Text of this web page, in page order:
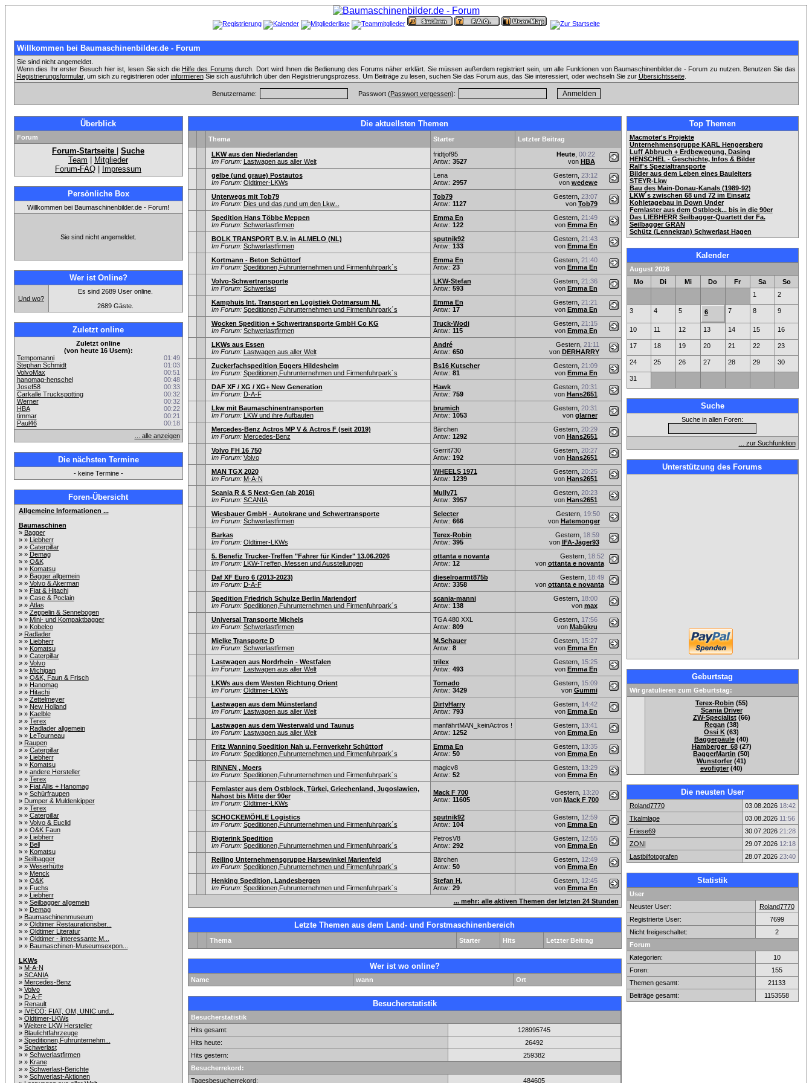
Willkommen bei Baumaschinenbilder.de - Forum
Sie sind nicht angemeldet.
Wenn dies Ihr erster Besuch hier ist, lesen Sie sich die Hilfe des Forums durch. Dort wird Ihnen die Bedienung des Forums näher erklärt. Sie müssen außerdem registriert sein, um alle Funktionen von Baumaschinenbilder.de - Forum zu nutzen. Benutzen Sie das
Registrierungsformular, um sich zu registrieren oder informierenSie sich ausführlich über den Registrierungsprozess. Um Beiträge zu lesen, suchen Sie das Forum aus, das Sie interessiert, oder wechseln Sie zur Übersichtsseite.
Benutzername: Passwort (Passwort vergessen):
Überblick
Forum
Forum-Startseite
Suche
Team
Mitglieder
Forum-FAQ
Impressum
Persönliche Box
Willkommen bei Baumaschinenbilder.de - Forum!
Sie sind nicht angemeldet.
Wer ist Online?
Und wo?
Es sind 2689 User online.
2689 Gäste.
Zuletzt online
Zuletzt online
(von heute 16 Usern):
Tempomanni
01:49
Stephan Schmidt
01:03
VolvoMax
00:51
hanomag-henschel
00:48
Josef58
00:33
Carkalle Truckspotting
00:32
Werner
00:32
HBA
00:22
timmar
00:21
Paul46
00:18
... alle anzeigen
Die nächsten Termine
- keine Termine -
Foren-Übersicht
Allgemeine Informationen ...
Baumaschinen
» Bagger
» » Liebherr
» » Caterpillar
» » Demag
» » O&K
» » Komatsu
» » Bagger allgemein
» » Volvo & Akerman
» » Fiat & Hitachi
» » Case & Poclain
» » Atlas
» » Zeppelin & Sennebogen
» » Mini- und Kompaktbagger
» » Kobelco
» Radlader
» » Liebherr
» » Komatsu
» » Caterpillar
» » Volvo
» » Michigan
» » O&K, Faun & Frisch
» » Hanomag
» » Hitachi
» » Zettelmeyer
» » New Holland
» » Kaelble
» » Terex
» » Radlader allgemein
» » LeTourneau
» Raupen
» » Caterpillar
» » Liebherr
» » Komatsu
» » andere Hersteller
» » Terex
» » Fiat Allis + Hanomag
» » Schürfraupen
» Dumper & Muldenkipper
» » Terex
» » Caterpillar
» » Volvo & Euclid
» » O&K Faun
» » Liebherr
» » Bell
» » Komatsu
» Seilbagger
» » Weserhütte
» » Menck
» » O&K
» » Fuchs
» » Liebherr
» » Seilbagger allgemein
» » Demag
» Baumaschinenmuseum
» » Oldtimer Restaurationsber...
» » Oldtimer Literatur
» » Oldtimer - interessante M...
» » Baumaschinen-Museumsexpon...
LKWs
» M-A-N
» SCANIA
» Mercedes-Benz
» Volvo
» D-A-F
» Renault
» IVECO: FIAT, OM, UNIC und...
» Oldtimer-LKWs
» Weitere LKW Hersteller
» Blaulichtfahrzeuge
» Speditionen,Fuhrunternehm...
» Schwerlast
» » Schwerlastfirmen
» » Krane
» » Schwerlast-Berichte
» » Schwerlast-Aktionen
Die aktuellsten Themen
Thema Starter Letzter Beitrag
LKW aus den Niederlanden
Im Forum: Lastwagen aus aller Welt
fridtjof95
Antw.: 3527
Heute, 00:22
von HBA
gelbe (und graue) Postautos
Im Forum: Oldtimer-LKWs
Lena
Antw.: 2957
Gestern, 23:12
von wedewe
Unterwegs mit Tob79
Im Forum: Dies und das,rund um den Lkw...
Tob79
Antw.: 1127
Gestern, 23:07
von Tob79
Spedition Hans Többe Meppen
Im Forum: Schwerlastfirmen
Emma En
Antw.: 122
Gestern, 21:49
von Emma En
BOLK TRANSPORT B.V. in ALMELO (NL)
Im Forum: Schwerlastfirmen
sputnik92
Antw.: 133
Gestern, 21:43
von Emma En
Kortmann - Beton Schüttorf
Im Forum: Speditionen,Fuhrunternehmen und Firmenfuhrpark´s
Emma En
Antw.: 23
Gestern, 21:40
von Emma En
Volvo-Schwertransporte
Im Forum: Schwerlast
LKW-Stefan
Antw.: 593
Gestern, 21:36
von Emma En
Kamphuis Int. Transport en Logistiek Ootmarsum NL
Im Forum: Speditionen,Fuhrunternehmen und Firmenfuhrpark´s
Emma En
Antw.: 17
Gestern, 21:21
von Emma En
Wocken Spedition + Schwertransporte GmbH Co KG
Im Forum: Schwerlastfirmen
Truck-Wodi
Antw.: 115
Gestern, 21:15
von Emma En
LKWs aus Essen
Im Forum: Lastwagen aus aller Welt
André
Antw.: 650
Gestern, 21:11
von DERHARRY
Zuckerfachspedition Eggers Hildesheim
Im Forum: Speditionen,Fuhrunternehmen und Firmenfuhrpark´s
Bs16 Kutscher
Antw.: 81
Gestern, 21:09
von Emma En
DAF XF / XG / XG+ New Generation
Im Forum: D-A-F
Hawk
Antw.: 759
Gestern, 20:31
von Hans2651
Lkw mit Baumaschinentransporten
Im Forum: LKW und ihre Aufbauten
brumich
Antw.: 1053
Gestern, 20:31
von glarner
Mercedes-Benz Actros MP V & Actros F (seit 2019)
Im Forum: Mercedes-Benz
Bärchen
Antw.: 1292
Gestern, 20:29
von Hans2651
Volvo FH 16 750
Im Forum: Volvo
Gerrit730
Antw.: 192
Gestern, 20:27
von Hans2651
MAN TGX 2020
Im Forum: M-A-N
WHEELS 1971
Antw.: 1239
Gestern, 20:25
von Hans2651
Scania R & S Next-Gen (ab 2016)
Im Forum: SCANIA
Mully71
Antw.: 3957
Gestern, 20:23
von Hans2651
Wiesbauer GmbH - Autokrane und Schwertransporte
Im Forum: Schwerlastfirmen
Selecter
Antw.: 666
Gestern, 19:50
von Hatemonger
Barkas
Im Forum: Oldtimer-LKWs
Terex-Robin
Antw.: 395
Gestern, 18:59
von IFA-Jäger93
5. Benefiz Trucker-Treffen "Fahrer für Kinder" 13.06.2026
Im Forum: LKW-Treffen, Messen und Ausstellungen
ottanta e novanta
Antw.: 12
Gestern, 18:52
von ottanta e novanta
Daf XF Euro 6 (2013-2023)
Im Forum: D-A-F
dieselroarmt875b
Antw.: 3358
Gestern, 18:49
von ottanta e novanta
Spedition Friedrich Schulze Berlin Mariendorf
Im Forum: Speditionen,Fuhrunternehmen und Firmenfuhrpark´s
scania-manni
Antw.: 138
Gestern, 18:00
von max
Universal Transporte Michels
Im Forum: Schwerlastfirmen
TGA 480 XXL
Antw.: 809
Gestern, 17:56
von Mabükru
Mielke Transporte D
Im Forum: Schwerlastfirmen
M.Schauer
Antw.: 8
Gestern, 15:27
von Emma En
Lastwagen aus Nordrhein - Westfalen
Im Forum: Lastwagen aus aller Welt
trilex
Antw.: 493
Gestern, 15:25
von Emma En
LKWs aus dem Westen Richtung Orient
Im Forum: Oldtimer-LKWs
Tornado
Antw.: 3429
Gestern, 15:09
von Gummi
Lastwagen aus dem Münsterland
Im Forum: Lastwagen aus aller Welt
DirtyHarry
Antw.: 793
Gestern, 14:42
von Emma En
Lastwagen aus dem Westerwald und Taunus
Im Forum: Lastwagen aus aller Welt
manfährtMAN_keinActros !
Antw.: 1252
Gestern, 13:41
von Emma En
Fritz Wanning Spedition Nah u. Fernverkehr Schüttorf
Im Forum: Speditionen,Fuhrunternehmen und Firmenfuhrpark´s
Emma En
Antw.: 50
Gestern, 13:35
von Emma En
RINNEN , Moers
Im Forum: Speditionen,Fuhrunternehmen und Firmenfuhrpark´s
magicv8
Antw.: 52
Gestern, 13:29
von Emma En
Fernlaster aus dem Ostblock, Türkei, Griechenland, Jugoslawien,
Nahost bis Mitte der 90er
Im Forum: Oldtimer-LKWs
Mack F 700
Antw.: 11605
Gestern, 13:20
von Mack F 700
SCHOCKEMÖHLE Logistics
Im Forum: Speditionen,Fuhrunternehmen und Firmenfuhrpark´s
sputnik92
Antw.: 104
Gestern, 12:59
von Emma En
Rigterink Spedition
Im Forum: Speditionen,Fuhrunternehmen und Firmenfuhrpark´s
PetrosV8
Antw.: 292
Gestern, 12:55
von Emma En
Reiling Unternehmensgruppe Harsewinkel Marienfeld
Im Forum: Speditionen,Fuhrunternehmen und Firmenfuhrpark´s
Bärchen
Antw.: 50
Gestern, 12:49
von Emma En
Henking Spedition, Landesbergen
Im Forum: Speditionen,Fuhrunternehmen und Firmenfuhrpark´s
Stefan H.
Antw.: 29
Gestern, 12:45
von Emma En
... mehr: alle aktiven Themen der letzten 24 Stunden
Letzte Themen aus dem Land- und Forstmaschinenbereich
Thema Starter Hits Letzter Beitrag
Wer ist wo online?
Name wann Ort
Besucherstatistik
Besucherstatistik
Hits gesamt:
128995745
Hits heute:
26492
Hits gestern:
259382
Besucherrekord:
Tagesbesucherrekord:
484605
Top Themen
Macmoter's Projekte
Unternehmensgruppe KARL Hengersberg
Luff Abbruch + Erdbewegung, Dasing
HENSCHEL - Geschichte, Infos & Bilder
Ralf's Spezialtransporte
Bilder aus dem Leben eines Bauleiters
STEYR-Lkw
Bau des Main-Donau-Kanals (1989-92)
LKW´s zwischen 68 und 72 im Einsatz
Kohletagebau in Down Under
Fernlaster aus dem Ostblock... bis in die 90er
Das LIEBHERR Seilbagger-Quartett der Fa.
Seilbagger GRAN
Schütz (Lennekran) Schwerlast Hagen
Kalender
August 2026
Mo
Di Mi Do Fr Sa
So
1
2
3 4 5 6 7 8 9
10 11 12 13 14 15 16
17 18 19 20 21 22 23
24 25 26 27 28 29 30
31
Suche
Suche in allen Foren:
... zur Suchfunktion
Unterstützung des Forums
Geburtstag
Wir gratulieren zum Geburtstag:
Terex-Robin (55)
Scania Driver
ZW-Specialist(66)
Regan (38)
Ossi K (63)
Baggerpäule (40)
Hamberger_68(27)
BaggerMartin (50)
Wunstorfer (41)
evofigter (40)
Die neusten User
Roland7770 03.08.2026 18:42
Tkalmlage
03.08.2026 11:56
Friese69
30.07.2026 21:28
ZONI
29.07.2026 12:18
Lastbilfotografen
28.07.2026 23:40
Statistik
User
Neuster User:
Roland7770
Registrierte User:
7699
Nicht freigeschaltet:
2
Forum
Kategorien:
10
Foren:
155
Themen gesamt:
21133
Beiträge gesamt:
1153558